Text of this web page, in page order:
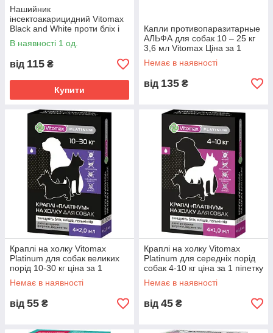
Нашийник
інсектоакарицидний Vitomax
Black and White проти бліх і
кліщів для собак 70 см
(чорний)
В наявності 1 од.
від 115 ₴
Купити
Капли противопаразитарные
АЛЬФА для собак 10 – 25 кг
3,6 мл Vitomax Ціна за 1
піпетку
Немає в наявності
від 135 ₴
Краплі на холку Vitomax
Platinum для собак великих
порід 10-30 кг ціна за 1
піпетку
Немає в наявності
від 55 ₴
Краплі на холку Vitomax
Platinum для середніх порід
собак 4-10 кг ціна за 1 піпетку
Немає в наявності
від 45 ₴